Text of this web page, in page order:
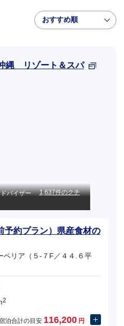
おすすめ順
縄 リゾート＆スパ
1,637件のクチ
予約プラン）県産食材の
ア（５-７F／４４.６平
2
泊合計の目安 116,200 円